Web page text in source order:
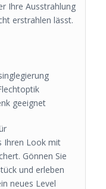
Ihre Ausstrahlung
erstrahlen lässt.
geeignet
Ihren Look mit
Gönnen Sie
und erleben
neues Level